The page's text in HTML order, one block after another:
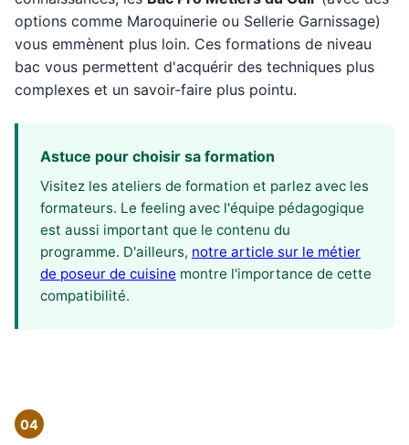
options comme Maroquinerie ou Sellerie Garnissage)
vous emmènent plus loin. Ces formations de niveau
bac vous permettent d'acquérir des techniques plus
complexes et un savoir-faire plus pointu.
Astuce pour choisir sa formation
Visitez les ateliers de formation et parlez avec les
formateurs. Le feeling avec l'équipe pédagogique
est aussi important que le contenu du
programme. D'ailleurs, notre article sur le métier
de poseur de cuisine montre l'importance de cette
compatibilité.
04